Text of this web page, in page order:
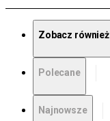
Zobacz również
Polecane
Najnowsze